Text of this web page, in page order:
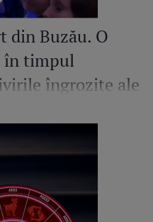
din Buzău. O
în timpul
îngrozite ale